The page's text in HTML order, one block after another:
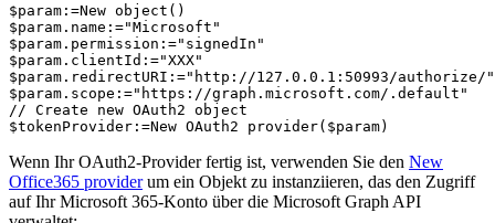
$param:=New object()
$param.name:="Microsoft"
$param.permission:="signedIn"
$param.clientId:="XXX"
$param.redirectURI:="http://127.0.0.1:50993/authorize/"
$param.scope:="https://graph.microsoft.com/.default"
// Create new OAuth2 object
$tokenProvider:=New OAuth2 provider($param)
Wenn Ihr OAuth2-Provider fertig ist, verwenden Sie den New
Office365 providerum ein Objekt zu instanziieren, das den Zugriff
auf Ihr Microsoft 365-Konto über die Microsoft Graph API